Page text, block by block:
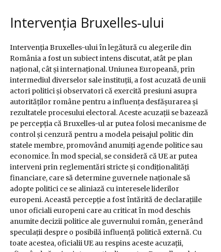
Intervenția Bruxelles-ului
Intervenția Bruxelles-ului în legătură cu alegerile din
România a fost un subiect intens discutat, atât pe plan
național, cât și internațional. Uniunea Europeană, prin
intermediul diverselor sale instituții, a fost acuzată de unii
actori politici și observatori că exercită presiuni asupra
autorităților române pentru a influența desfășurarea și
rezultatele procesului electoral. Aceste acuzații se bazează
pe percepția că Bruxelles-ul ar putea folosi mecanisme de
control și cenzură pentru a modela peisajul politic din
statele membre, promovând anumiți agende politice sau
economice. În mod special, se consideră că UE ar putea
interveni prin reglementări stricte și condiționalități
financiare, care să determine guvernele naționale să
adopte politici ce se aliniază cu interesele liderilor
europeni. Această percepție a fost întărită de declarațiile
unor oficiali europeni care au criticat în mod deschis
anumite decizii politice ale guvernului român, generând
speculații despre o posibilă influență politică externă. Cu
toate acestea, oficialii UE au respins aceste acuzații,